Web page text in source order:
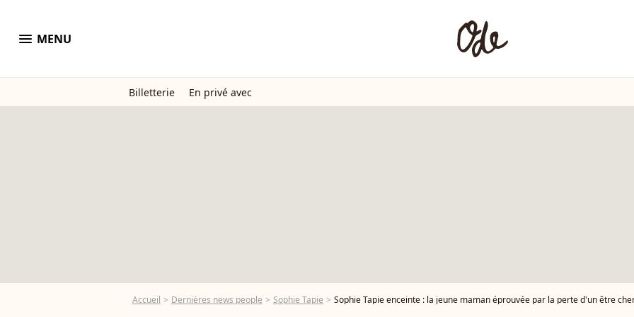
menu MENU
Billetterie En privé avec
Accueil Dernières news people Sophie Tapie Sophie Tapie enceinte : la jeune maman éprouvée par la perte d'un être